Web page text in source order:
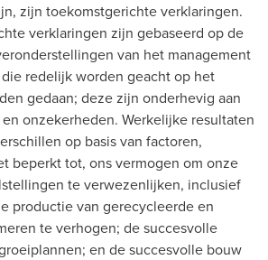
zijn toekomstgerichte verklaringen.
verklaringen zijn gebaseerd op de
van het management
redelijk worden geacht op het
gedaan; deze zijn onderhevig aan
onzekerheden. Werkelijke resultaten
op basis van factoren,
beperkt tot, ons vermogen om onze
te verwezenlijken, inclusief
productie van gerecycleerde en
te verhogen; de succesvolle
en de succesvolle bouw